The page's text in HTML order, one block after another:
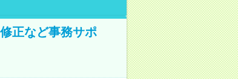
正など事務サポ